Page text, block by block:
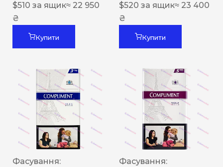
$510 за ящик≈ 22 950
₴
Купити
$520 за ящик≈ 23 400
₴
Купити
Фасування:
Фасування: